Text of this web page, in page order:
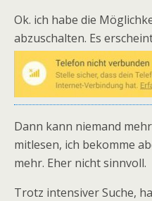
Ok. ich habe die
abzuschalten. Es
Dann kann niemand
mitlesen, ich bekomme
mehr. Eher nicht sinnvoll.
Trotz intensiver Suche,